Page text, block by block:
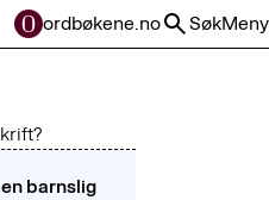
ordbøkene.no SøkMeny
barnslig